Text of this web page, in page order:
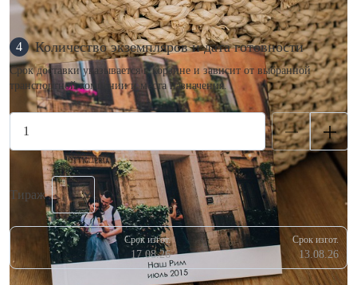
4 Количество экземпляров и дата готовности
Срок доставки указывается в корзине и зависит от выбранной
транспортной компании и места назначения.
Тираж
Срок изгот.
17.08.26
Срок изгот.
13.08.26